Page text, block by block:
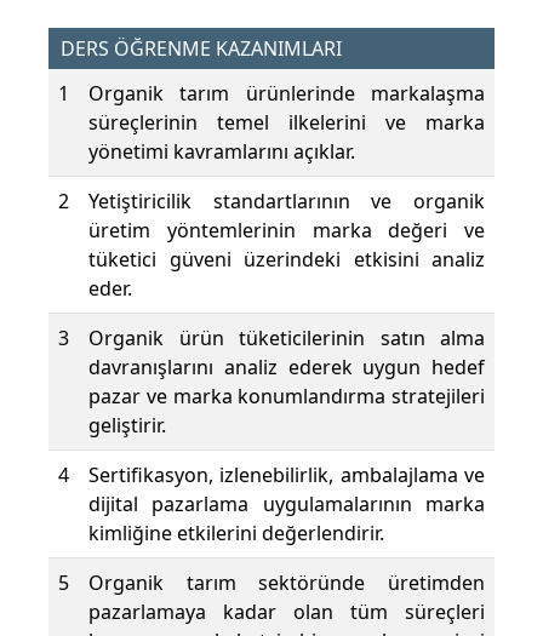
DERS ÖĞRENME KAZANIMLARI
1
Organik tarım ürünlerinde markalaşma
süreçlerinin temel ilkelerini ve marka
yönetimi kavramlarını açıklar.
2
Yetiştiricilik standartlarının ve organik
üretim yöntemlerinin marka değeri ve
tüketici güveni üzerindeki etkisini analiz
eder.
3
Organik ürün tüketicilerinin satın alma
davranışlarını analiz ederek uygun hedef
pazar ve marka konumlandırma stratejileri
geliştirir.
4
Sertifikasyon, izlenebilirlik, ambalajlama ve
dijital pazarlama uygulamalarının marka
kimliğine etkilerini değerlendirir.
5
Organik tarım sektöründe üretimden
pazarlamaya kadar olan tüm süreçleri